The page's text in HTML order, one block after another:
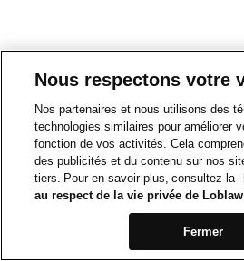
Nous respectons votre
Nos partenaires et nous utilisons des
technologies similaires pour améliorer
fonction de vos activités. Cela
des publicités et du contenu sur nos
tiers. Pour en savoir plus, consultez la
au respect de la vie privée de Loblaw
Fermer